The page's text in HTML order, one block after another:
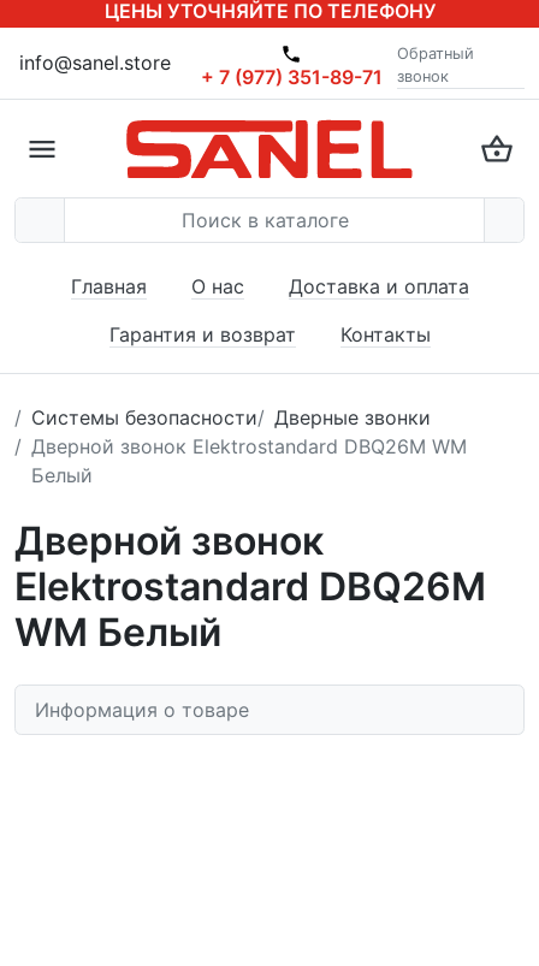
ЦЕНЫ УТОЧНЯЙТЕ ПО ТЕЛЕФОНУ
info@sanel.store
+ 7 (977) 351-89-71
Обратный
звонок
Главная О нас
Доставка и оплата
Гарантия и возврат
Контакты
Системы безопасности
Дверные звонки
Дверной звонок Elektrostandard DBQ26M WM
Белый
Дверной звонок
Elektrostandard DBQ26M
WM Белый
Информация о товаре